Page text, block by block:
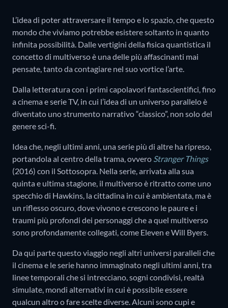
L’idea di poter attraversare il tempo e lo spazio, che questo
mondo che viviamo potrebbe esistere soltanto in quanto
infinita possibilità. Dalle vertigini della fisica quantistica il
concetto di multiverso è una delle più affascinanti mai
pensate, tanto da contagiare nel suo vortice l’arte.
Dalla letteratura con i primi capolavori fantascientifici, fino
a cinema e serie TV, in cui l’idea di un universo parallelo è
diventato uno strumento narrativo “classico”, non solo del
genere sci-fi.
Idea che, negli ultimi anni, una serie più di altre ha ripreso,
portandola al centro della trama, ovvero Stranger Things
(2016) con il Sottosopra. Nella serie, arrivata alla sua
quinta e ultima stagione, il multiverso è ritratto come uno
specchio di Hawkins, la cittadina in cui è ambientata, ma è
un riflesso oscuro, dove vivono e crescono le paure e i
traumi più profondi dei personaggi che a quel multiverso
sono profondamente collegati, come Eleven e Will Byers.
Da qui parte questo viaggio negli altri universi paralleli che
il cinema e le serie hanno immaginato negli ultimi anni, tra
linee temporali che si intrecciano, sogni condivisi, realtà
simulate, mondi alternativi in cui è possibile essere
qualcun altro o fare scelte diverse. Alcuni sono cupi e